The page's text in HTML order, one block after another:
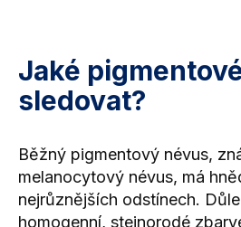
Jaké
sledovat?
Běžný pigmentový névus,
melanocytový névus, má
nejrůznějších odstínech.
homogenní, stejnorodé